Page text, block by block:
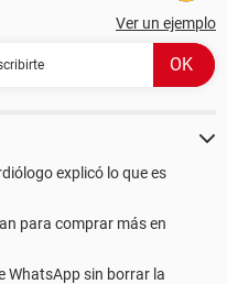
Ver un ejemplo
explicó lo que es
para comprar más en
WhatsApp sin borrar la